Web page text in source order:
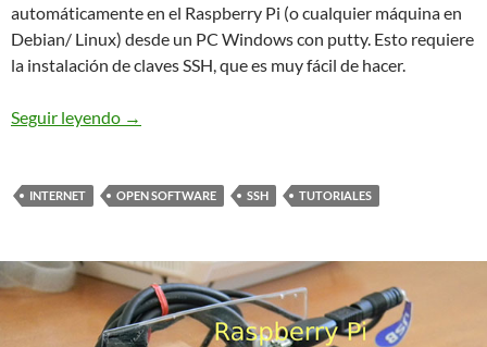
automáticamente en el Raspberry Pi (o cualquier máquina en
Debian/ Linux) desde un PC Windows con putty. Esto requiere
la instalación de claves SSH, que es muy fácil de hacer.
Seguir leyendo Cómo iniciar sesión automáticamente en un
→
INTERNET OPEN SOFTWARE SSH TUTORIALES